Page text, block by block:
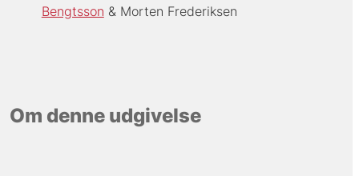
Bengtsson
Morten Frederiksen
Om denne udgivelse